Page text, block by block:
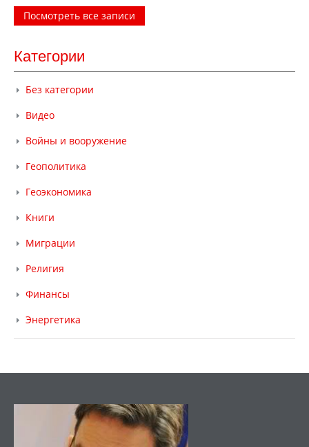
Посмотреть все записи
Категории
Без категории
Видео
Войны и вооружение
Геополитика
Геоэкономика
Книги
Миграции
Религия
Финансы
Энергетика